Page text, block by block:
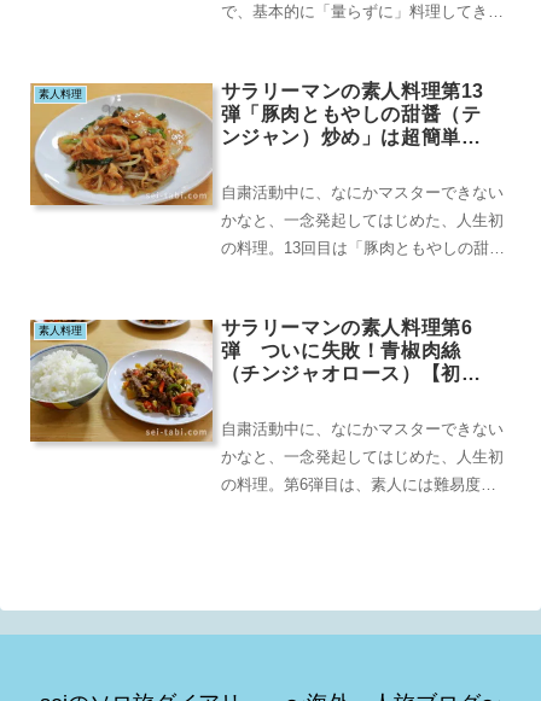
で、基本的に「量らずに」料理してきま
素人料理
サラリーマンの素人料理第13
弾「豚肉ともやしの甜醤（テ
ンジャン）炒め」は超簡単
自粛活動中に、なにかマスターできない
かなと、一念発起してはじめた、人生初
の料理。13回目は「豚肉ともやしの甜醤
素人料理
サラリーマンの素人料理第6
弾 ついに失敗！青椒肉絲
（チンジャオロース）【初心
自粛活動中に、なにかマスターできない
かなと、一念発起してはじめた、人生初
の料理。第6弾目は、素人には難易度高